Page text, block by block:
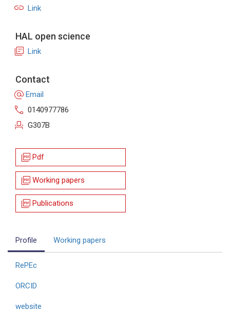
link Link
HAL open science
library_books Link
Contact
alternate_email Email
call 0140977786
event_seat G307B
picture_as_pdf Pdf
picture_as_pdf Working papers
picture_as_pdf Publications
Profile Working papers
RePEc
ORCID
website